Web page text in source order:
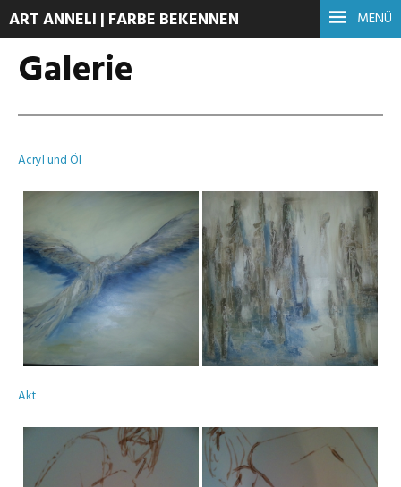
MENÜ
ART ANNELI | FARBE BEKENNEN
Galerie
Acryl und Öl
Akt